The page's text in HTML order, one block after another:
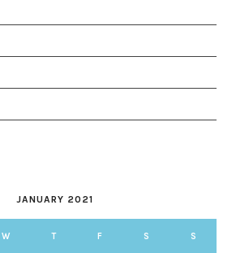
JANUARY 2021
W T F S S